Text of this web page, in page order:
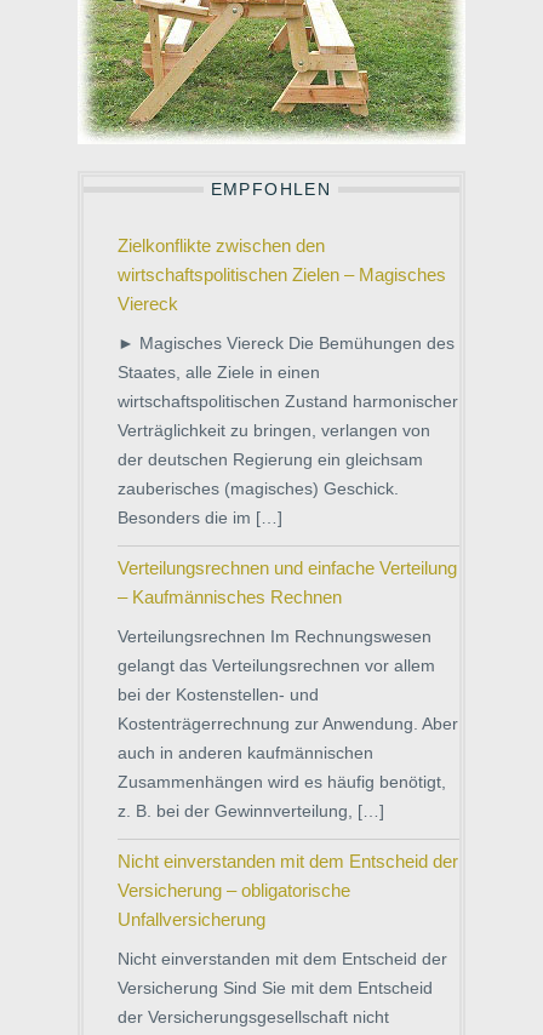
EMPFOHLEN
Zielkonflikte zwischen den
wirtschaftspolitischen Zielen – Magisches
Viereck
► Magisches Viereck Die Bemühungen des
Staates, alle Ziele in einen
wirtschaftspolitischen Zustand harmonischer
Verträglichkeit zu bringen, verlangen von
der deutschen Regierung ein gleichsam
zauberisches (magisches) Geschick.
Besonders die im […]
Verteilungsrechnen und einfache Verteilung
– Kaufmännisches Rechnen
Verteilungsrechnen Im Rechnungswesen
gelangt das Verteilungsrechnen vor allem
bei der Kostenstellen- und
Kostenträgerrechnung zur Anwendung. Aber
auch in anderen kaufmännischen
Zusammenhängen wird es häufig benötigt,
z. B. bei der Gewinnverteilung, […]
Nicht einverstanden mit dem Entscheid der
Versicherung – obligatorische
Unfallversicherung
Nicht einverstanden mit dem Entscheid der
Versicherung Sind Sie mit dem Entscheid
der Versicherungsgesellschaft nicht